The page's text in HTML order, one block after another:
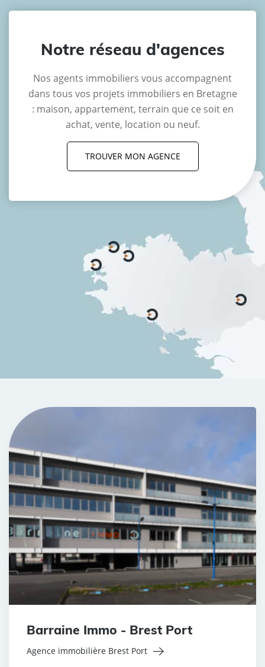
Notre réseau d'agences
Nos agents immobiliers vous accompagnent
dans tous vos projets immobiliers en Bretagne
: maison, appartement, terrain que ce soit en
achat, vente, location ou neuf.
TROUVER MON AGENCE
Barraine Immo - Brest Port
Agence immobilière Brest Port